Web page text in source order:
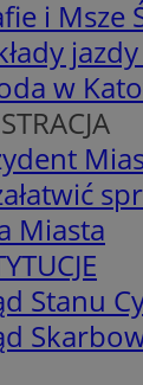
i Msze
w
Miasta
Stanu